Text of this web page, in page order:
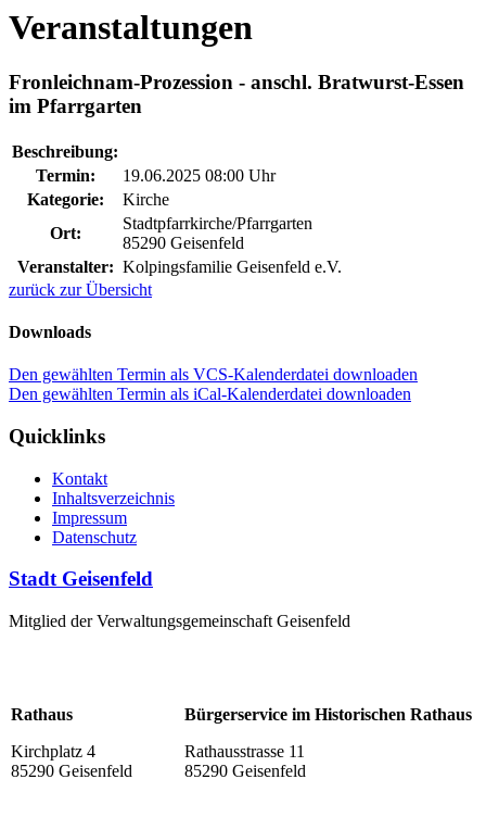
Veranstaltungen
Fronleichnam-Prozession - anschl. Bratwurst-Essen
im Pfarrgarten
Beschreibung:
Termin:
19.06.2025 08:00 Uhr
Kategorie:
Kirche
Ort:
Stadtpfarrkirche/Pfarrgarten
85290 Geisenfeld
Veranstalter: Kolpingsfamilie Geisenfeld e.V.
zurück zur Übersicht
Downloads
Den gewählten Termin als VCS-Kalenderdatei downloaden
Den gewählten Termin als iCal-Kalenderdatei downloaden
Quicklinks
Kontakt
Inhaltsverzeichnis
Impressum
Datenschutz
Stadt Geisenfeld
Mitglied der Verwaltungsgemeinschaft Geisenfeld
Rathaus
Kirchplatz 4
85290 Geisenfeld
Bürgerservice im Historischen Rathaus
Rathausstrasse 11
85290 Geisenfeld